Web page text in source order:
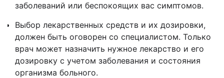
заболеваний или беспокоящих вас симптомов.
Выбор лекарственных средств и их дозировки,
должен быть оговорен со специалистом. Только
врач может назначить нужное лекарство и его
дозировку с учетом заболевания и состояния
организма больного.